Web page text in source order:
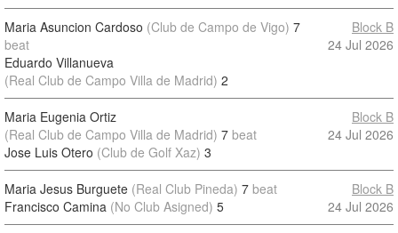
Maria Asuncion Cardoso (Club de Campo de Vigo) 7
beat
Eduardo Villanueva
(Real Club de Campo Villa de Madrid) 2
Block B
24 Jul 2026
Maria Eugenia Ortiz
(Real Club de Campo Villa de Madrid) 7 beat
Jose Luis Otero (Club de Golf Xaz) 3
Block B
24 Jul 2026
Maria Jesus Burguete (Real Club Pineda) 7 beat
Francisco Camina (No Club Asigned) 5
Block B
24 Jul 2026